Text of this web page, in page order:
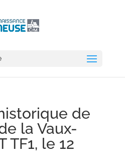
de
la Vaux-
TF1, le 12